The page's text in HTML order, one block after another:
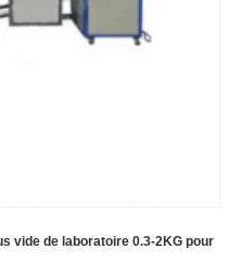
vide de laboratoire 0.3-2KG pour